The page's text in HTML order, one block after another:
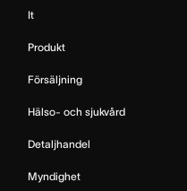
It
Produkt
Försäljning
Hälso- och sjukvård
Detaljhandel
Myndighet